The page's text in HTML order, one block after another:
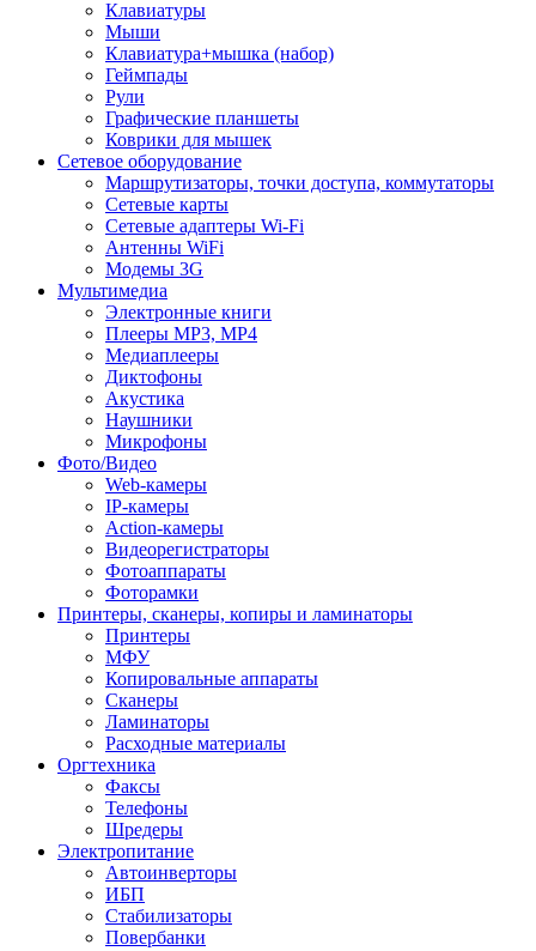
Клавиатуры
Мыши
Клавиатура+мышка (набор)
Геймпады
Рули
Графические планшеты
Коврики для мышек
Сетевое оборудование
Маршрутизаторы, точки доступа, коммутаторы
Сетевые карты
Сетевые адаптеры Wi-Fi
Антенны WiFi
Модемы 3G
Мультимедиа
Электронные книги
Плееры MP3, MP4
Медиаплееры
Диктофоны
Акустика
Наушники
Микрофоны
Фото/Видео
Web-камеры
IP-камеры
Action-камеры
Видеорегистраторы
Фотоаппараты
Фоторамки
Принтеры, сканеры, копиры и ламинаторы
Принтеры
МФУ
Копировальные аппараты
Сканеры
Ламинаторы
Расходные материалы
Оргтехника
Факсы
Телефоны
Шредеры
Электропитание
Автоинверторы
ИБП
Стабилизаторы
Повербанки